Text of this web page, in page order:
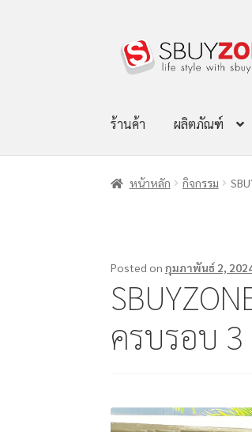
ร้านค้า ผลิตภัณฑ์
หน้าหลัก กิจกรรม
Posted onกุมภาพันธ์ 2,
ครบรอบ 3